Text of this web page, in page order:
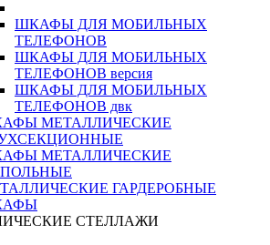
ШКАФЫ ДЛЯ МОБИЛЬНЫХ
ТЕЛЕФОНОВ
ШКАФЫ ДЛЯ МОБИЛЬНЫХ
ТЕЛЕФОНОВ версия
ШКАФЫ ДЛЯ МОБИЛЬНЫХ
ТЕЛЕФОНОВ двк
МЕТАЛЛИЧЕСКИЕ
МЕТАЛЛИЧЕСКИЕ
ГАРДЕРОБНЫЕ
СТЕЛЛАЖИ